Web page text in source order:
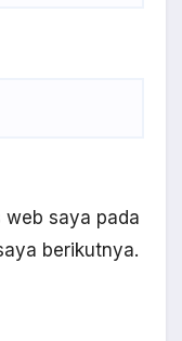
web saya pada
berikutnya.